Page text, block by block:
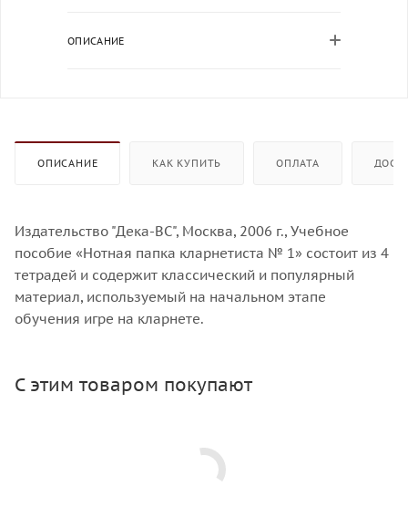
ОПИСАНИЕ
ОПИСАНИЕ КАК КУПИТЬ ОПЛАТА
Издательство "Дека-ВС", Москва, 2006 г., Учебное
пособие «Нотная папка кларнетиста № 1» состоит из 4
тетрадей и содержит классический и популярный
материал, используемый на начальном этапе
обучения игре на кларнете.
С этим товаром покупают